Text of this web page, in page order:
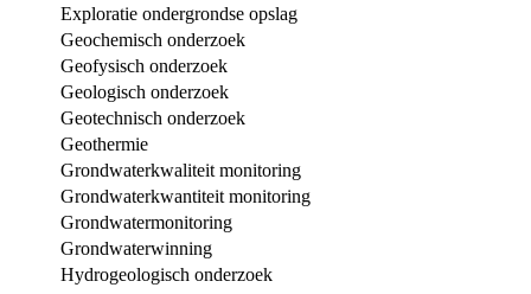
Exploratie ondergrondse opslag
Geochemisch onderzoek
Geofysisch onderzoek
Geologisch onderzoek
Geotechnisch onderzoek
Geothermie
Grondwaterkwaliteit monitoring
Grondwaterkwantiteit monitoring
Grondwatermonitoring
Grondwaterwinning
Hydrogeologisch onderzoek